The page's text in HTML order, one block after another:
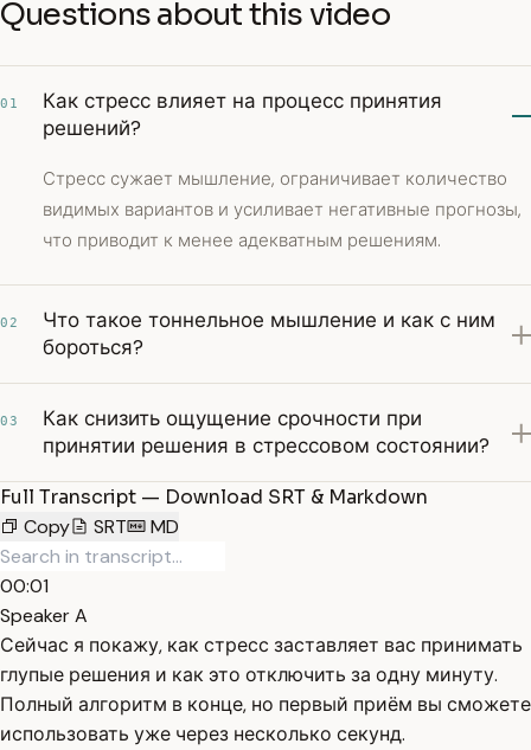
Questions about this video
01
Как стресс влияет на процесс принятия
решений?
Стресс сужает мышление, ограничивает количество
видимых вариантов и усиливает негативные прогнозы,
что приводит к менее адекватным решениям.
02
Что такое тоннельное мышление и как с ним
бороться?
03
Как снизить ощущение срочности при
принятии решения в стрессовом состоянии?
Full Transcript — Download SRT & Markdown
Copy
SRT MD
00:01
Speaker A
Сейчас я покажу, как стресс заставляет вас принимать
глупые решения и как это отключить за одну минуту.
Полный алгоритм в конце, но первый приём вы сможете
использовать уже через несколько секунд.